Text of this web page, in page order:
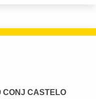
CONJ CASTELO